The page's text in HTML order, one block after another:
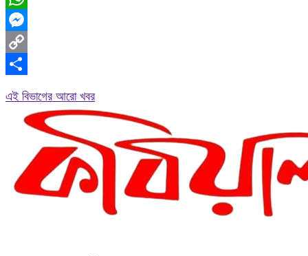
WhatsApp
Messenger
Copy
এই বিভাগের আরো খবর